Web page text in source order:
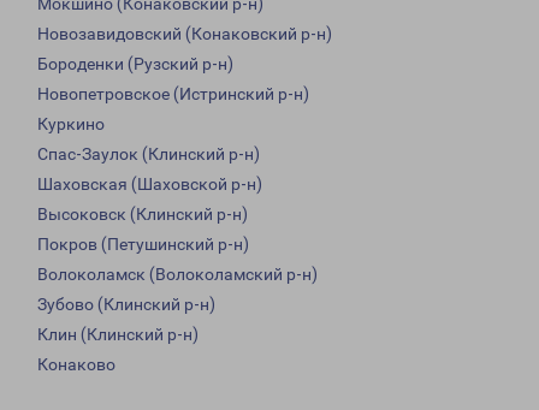
Мокшино (Конаковский р-н)
Новозавидовский (Конаковский р-н)
Бороденки (Рузский р-н)
Новопетровское (Истринский р-н)
Куркино
Спас-Заулок (Клинский р-н)
Шаховская (Шаховской р-н)
Высоковск (Клинский р-н)
Покров (Петушинский р-н)
Волоколамск (Волоколамский р-н)
Зубово (Клинский р-н)
Клин (Клинский р-н)
Конаково